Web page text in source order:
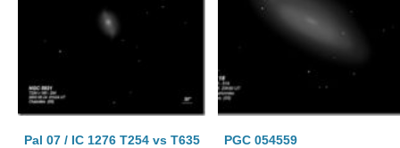
Pal 07 / IC 1276 T254 vs T635 PGC 054559